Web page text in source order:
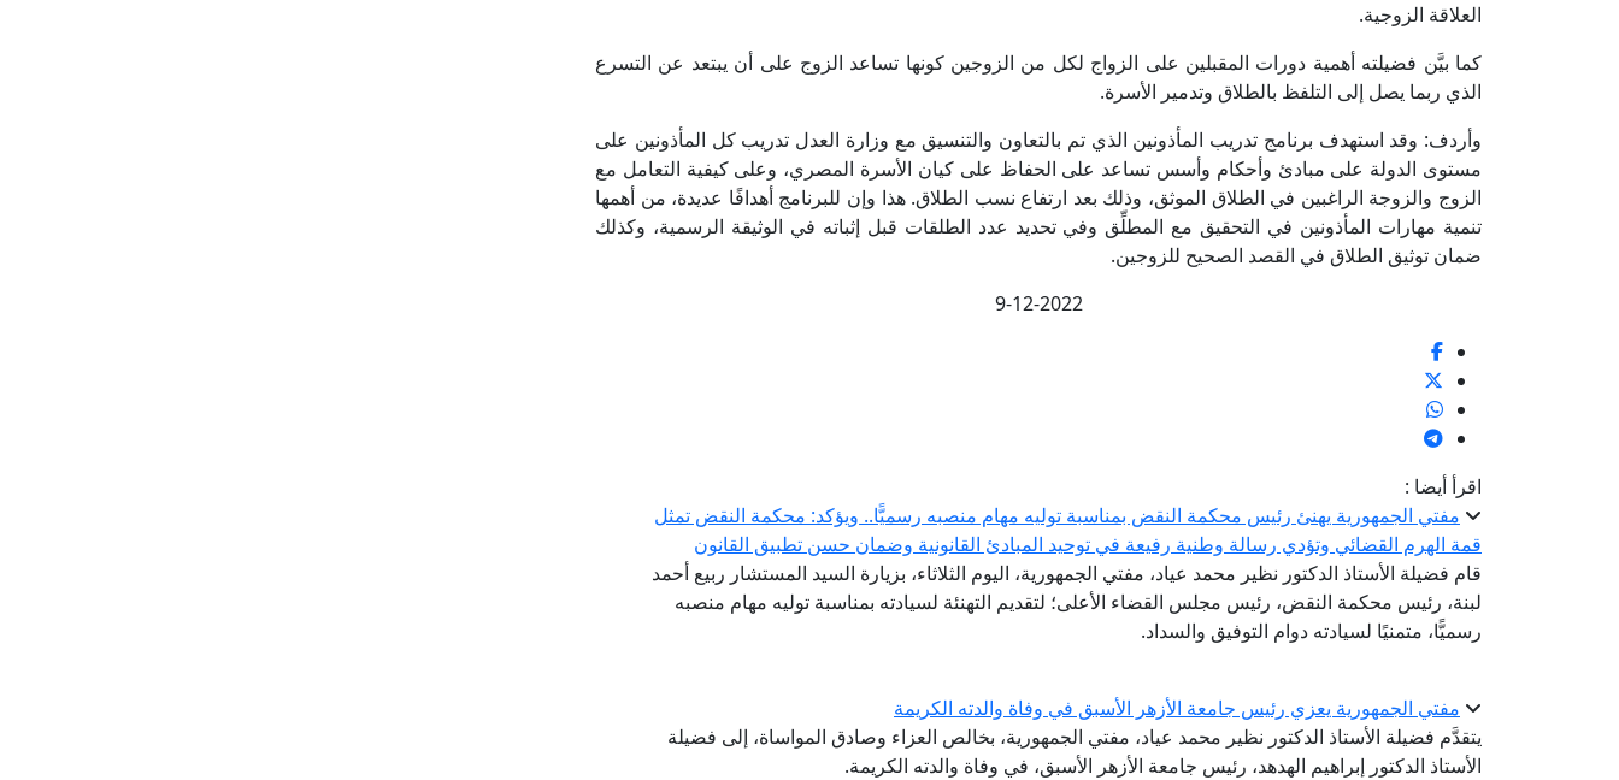
العلاقة الزوجية.
كما بيَّن فضيلته أهمية دورات المقبلين على الزواج لكل من الزوجين كونها تساعد الزوج على أن يبتعد عن التسرع
الذي ربما يصل إلى التلفظ بالطلاق وتدمير الأسرة.
وأردف: وقد استهدف برنامج تدريب المأذونين الذي تم بالتعاون والتنسيق مع وزارة العدل تدريب كل المأذونين على
مستوى الدولة على مبادئ وأحكام وأسس تساعد على الحفاظ على كيان الأسرة المصري، وعلى كيفية التعامل مع
الزوج والزوجة الراغبين في الطلاق الموثق، وذلك بعد ارتفاع نسب الطلاق. هذا وإن للبرنامج أهدافًا عديدة، من أهمها
تنمية مهارات المأذونين في التحقيق مع المطلِّق وفي تحديد عدد الطلقات قبل إثباته في الوثيقة الرسمية، وكذلك
ضمان توثيق الطلاق في القصد الصحيح للزوجين.
9-12-2022
اقرأ أيضا :
مفتي الجمهورية يهنئ رئيس محكمة النقض بمناسبة توليه مهام منصبه رسميًّا.. ويؤكد: محكمة النقض تمثل
قمة الهرم القضائي وتؤدي رسالة وطنية رفيعة في توحيد المبادئ القانونية وضمان حسن تطبيق القانون
قام فضيلة الأستاذ الدكتور نظير محمد عياد، مفتي الجمهورية، اليوم الثلاثاء، بزيارة السيد المستشار ربيع أحمد
لبنة، رئيس محكمة النقض، رئيس مجلس القضاء الأعلى؛ لتقديم التهنئة لسيادته بمناسبة توليه مهام منصبه
رسميًّا، متمنيًا لسيادته دوام التوفيق والسداد.
مفتي الجمهورية يعزي رئيس جامعة الأزهر الأسبق في وفاة والدته الكريمة
يتقدَّم فضيلة الأستاذ الدكتور نظير محمد عياد، مفتي الجمهورية، بخالص العزاء وصادق المواساة، إلى فضيلة
الأستاذ الدكتور إبراهيم الهدهد، رئيس جامعة الأزهر الأسبق، في وفاة والدته الكريمة.